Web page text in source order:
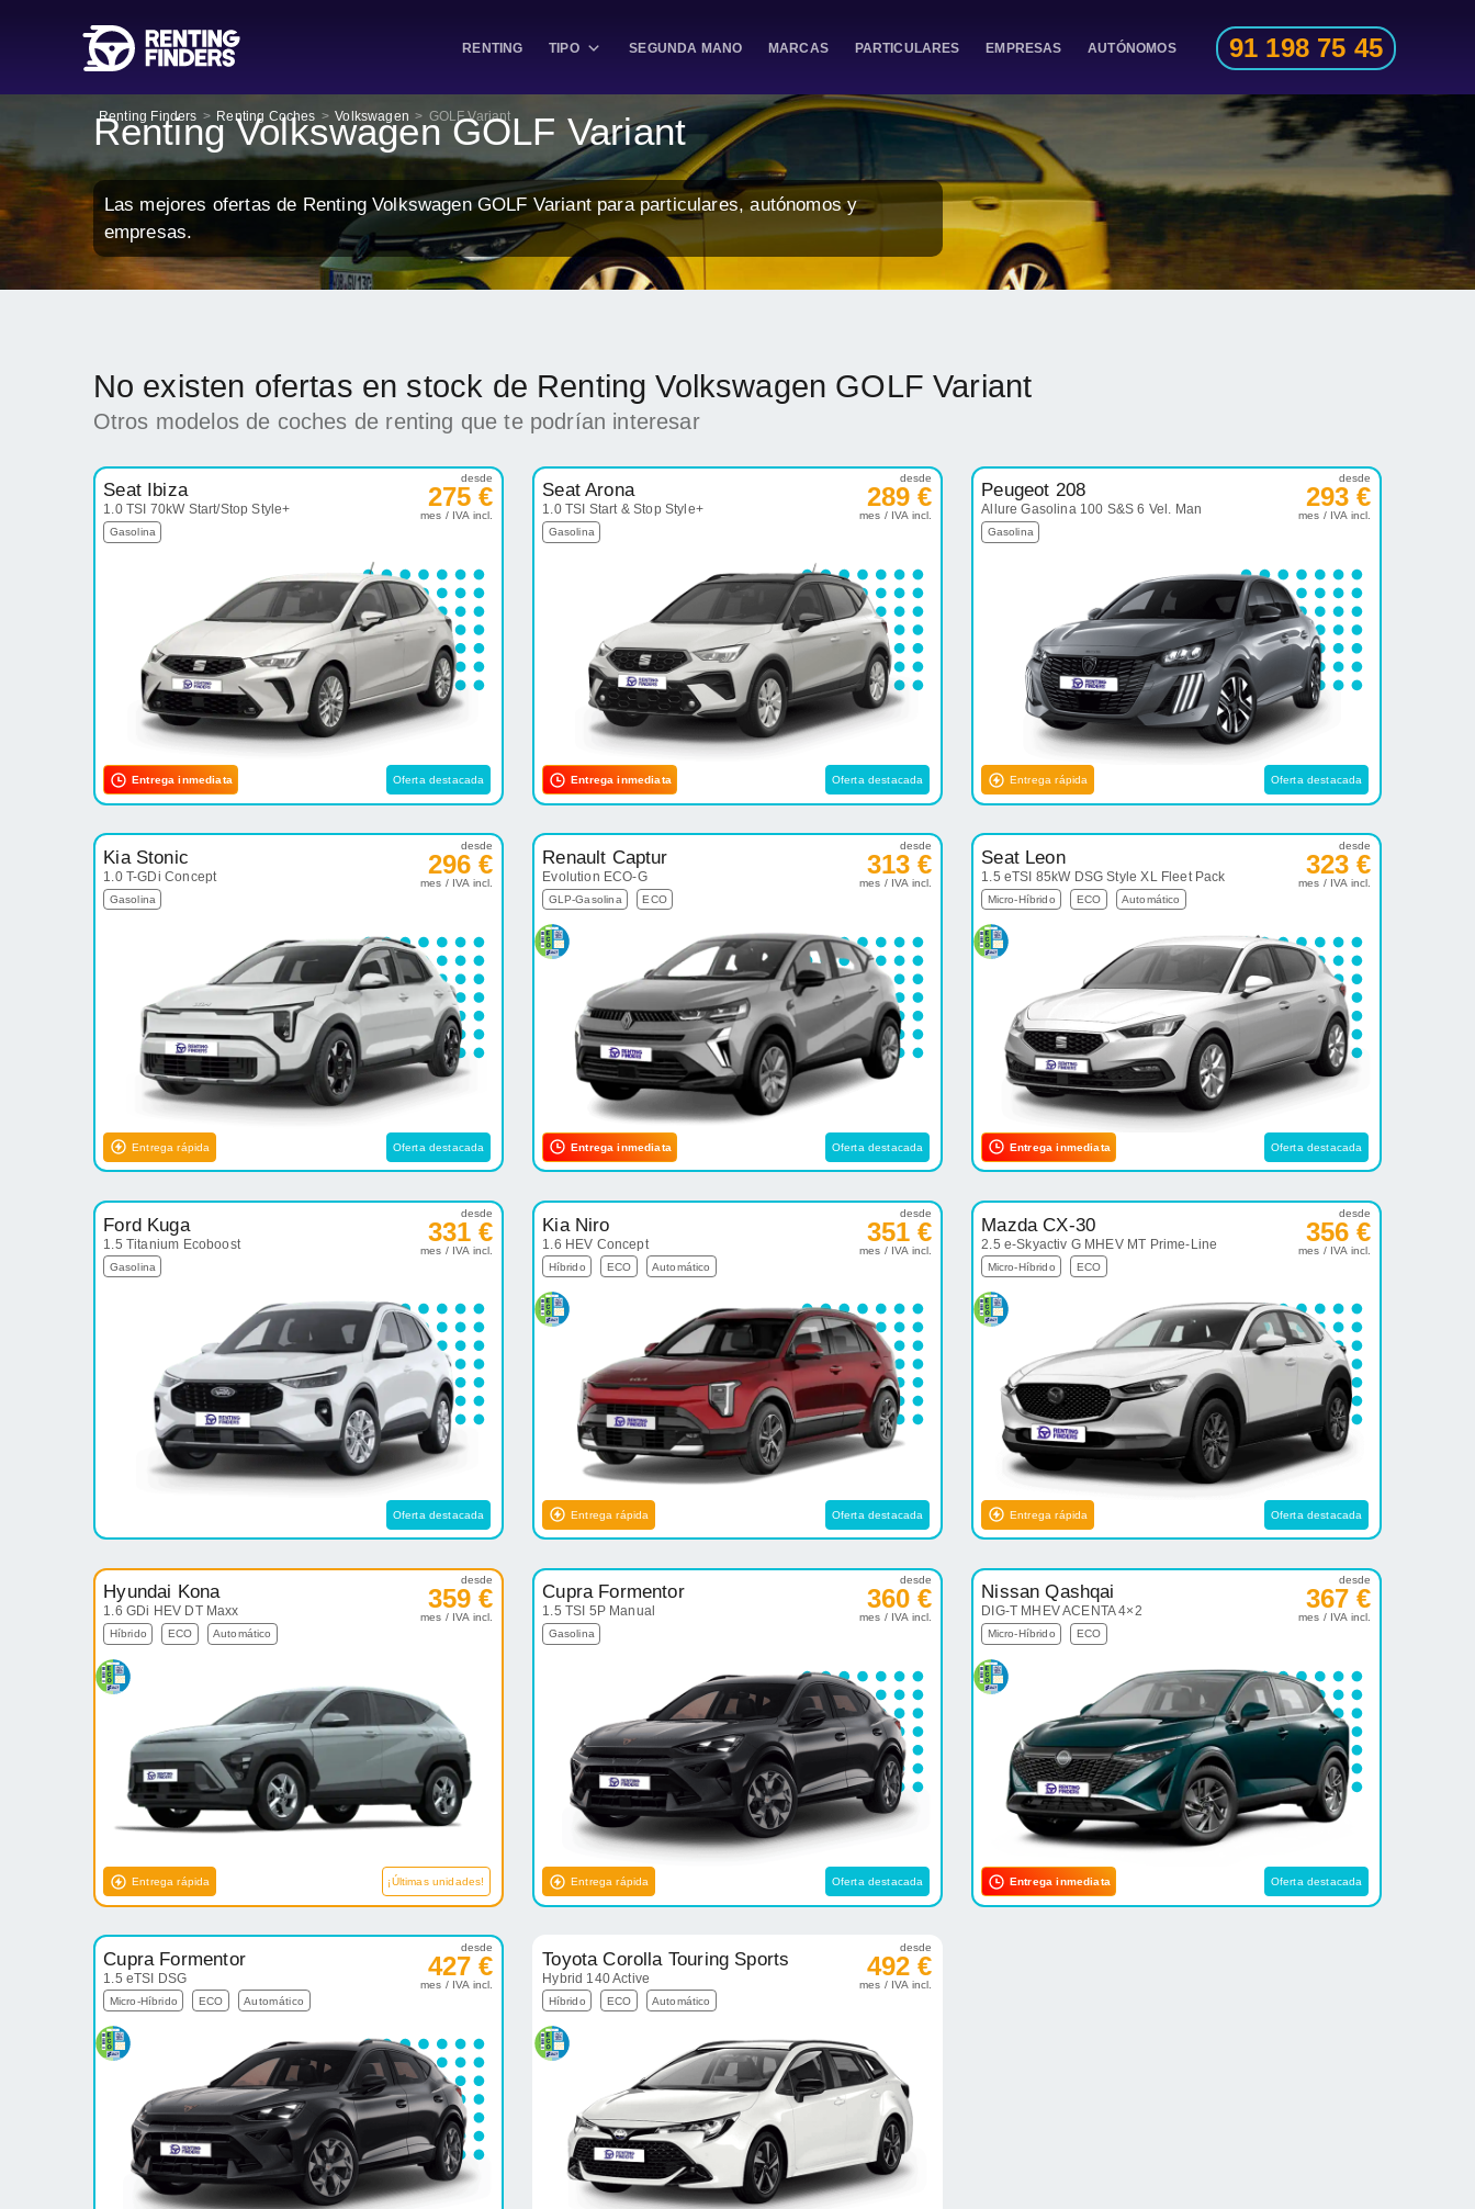
RENTING TIPO SEGUNDA MANO MARCAS PARTICULARES EMPRESAS AUTÓNOMOS 91 198 75 45
Renting Finders > Renting Coches > Volkswagen > GOLF Variant
Renting Volkswagen GOLF Variant
Las mejores ofertas de Renting Volkswagen GOLF Variant para particulares, autónomos y
empresas.
No existen ofertas en stock de Renting Volkswagen GOLF Variant
Otros modelos de coches de renting que te podrían interesar
Seat Ibiza
1.0 TSI 70kW Start/Stop Style+
Gasolina
desde
275 €
mes / IVA incl.
Entrega inmediata Oferta destacada
Seat Arona
1.0 TSI Start & Stop Style+
Gasolina
desde
289 €
mes / IVA incl.
Entrega inmediata Oferta destacada
Peugeot 208
Allure Gasolina 100 S&S 6 Vel. Man
Gasolina
desde
293 €
mes / IVA incl.
Entrega rápida Oferta destacada
Kia Stonic
1.0 T-GDi Concept
Gasolina
desde
296 €
mes / IVA incl.
Entrega rápida Oferta destacada
Renault Captur
Evolution ECO-G
GLP-Gasolina ECO
desde
313 €
mes / IVA incl.
Entrega inmediata Oferta destacada
Seat Leon
1.5 eTSI 85kW DSG Style XL Fleet Pack
Micro-Híbrido ECO Automático
desde
323 €
mes / IVA incl.
Entrega inmediata Oferta destacada
Ford Kuga
1.5 Titanium Ecoboost
Gasolina
desde
331 €
mes / IVA incl.
Oferta destacada
Kia Niro
1.6 HEV Concept
Híbrido ECO Automático
desde
351 €
mes / IVA incl.
Entrega rápida Oferta destacada
Mazda CX-30
2.5 e-Skyactiv G MHEV MT Prime-Line
Micro-Híbrido ECO
desde
356 €
mes / IVA incl.
Entrega rápida Oferta destacada
Hyundai Kona
1.6 GDi HEV DT Maxx
Híbrido ECO Automático
desde
359 €
mes / IVA incl.
Entrega rápida ¡Últimas unidades!
Cupra Formentor
1.5 TSI 5P Manual
Gasolina
desde
360 €
mes / IVA incl.
Entrega rápida Oferta destacada
Nissan Qashqai
DIG-T MHEV ACENTA 4×2
Micro-Híbrido ECO
desde
367 €
mes / IVA incl.
Entrega inmediata Oferta destacada
Cupra Formentor
1.5 eTSI DSG
Micro-Híbrido ECO Automático
desde
427 €
mes / IVA incl.
Toyota Corolla Touring Sports
Hybrid 140 Active
Híbrido ECO Automático
desde
492 €
mes / IVA incl.